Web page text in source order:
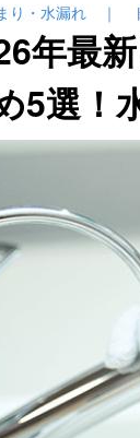
り・⽔漏れ ｜
年最
5選！